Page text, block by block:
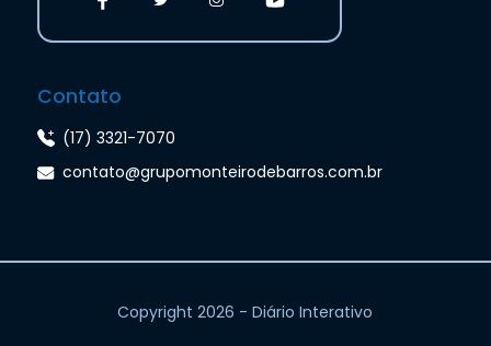
Contato
(17) 3321-7070
contato@grupomonteirodebarros.com.br
Copyright 2026 - Diário Interativo